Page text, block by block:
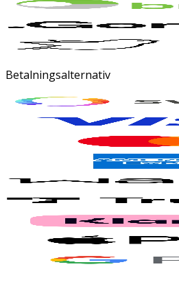
Betalningsalternativ